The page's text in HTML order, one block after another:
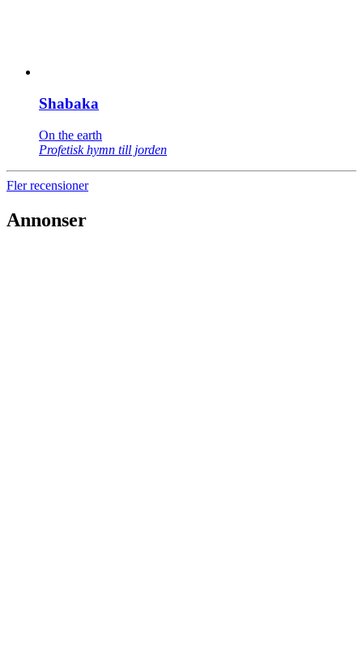
Shabaka
On the earth
Profetisk hymn till jorden
Fler recensioner
Annonser